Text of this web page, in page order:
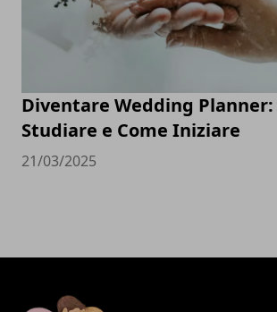
Diventare Wedding Planner:
Studiare e Come Iniziare
21/03/2025